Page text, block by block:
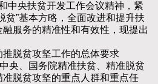
中央扶贫开发工作会议精神，紧
贫”基本方略，全面改进和提升扶
服务的精准性和有效性，现提出
脱贫攻坚工作的总体要求
、国务院精准扶贫、精准脱贫
脱贫攻坚的重点人群和重点任